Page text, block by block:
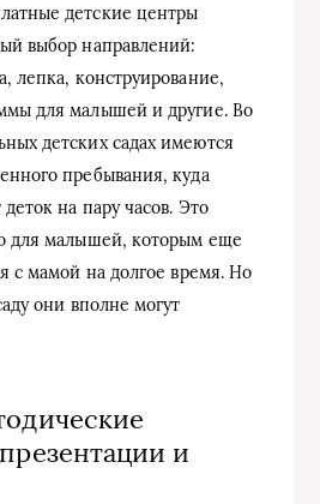
детские центры
выбор направлений:
лепка, конструирование,
для малышей и другие. Во
детских садах имеются
пребывания, куда
на пару часов. Это
для малышей, которым еще
с мамой на долгое время. Но
они вполне могут
и